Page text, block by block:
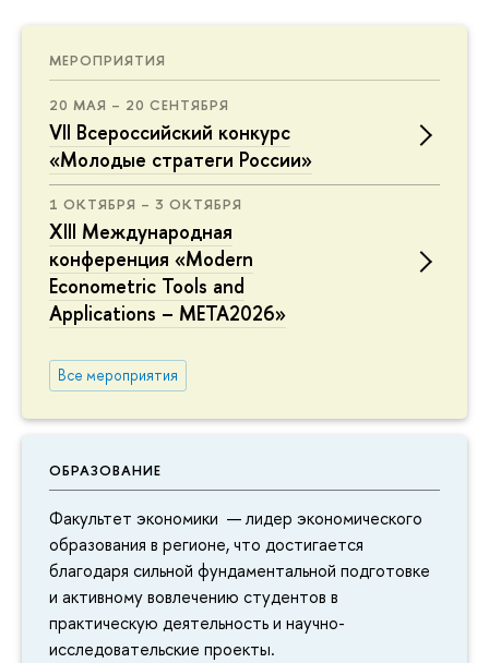
МЕРОПРИЯТИЯ
20 МАЯ – 20 СЕНТЯБРЯ
VII Всероссийский конкурс
«Молодые стратеги России»
1 ОКТЯБРЯ – 3 ОКТЯБРЯ
XIII Международная
конференция «Modern
Econometric Tools and
Applications – META2026»
Все мероприятия
ОБРАЗОВАНИЕ
Факультет экономики — лидер экономического
образования в регионе, что достигается
благодаря сильной фундаментальной подготовке
и активному вовлечению студентов в
практическую деятельность и научно-
исследовательские проекты.